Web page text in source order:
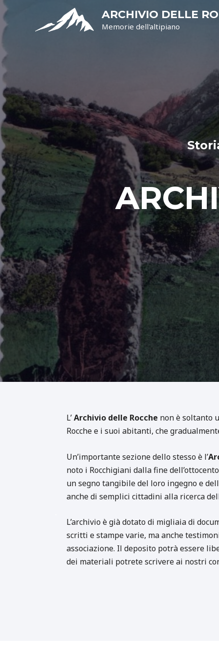
ARCHIVIO DELLE
Memorie dell'altipiano
L’Archivio delle Rocche non è soltanto
Rocche e i suoi abitanti, che
Un’importante sezione dello stesso è l’
noto i Rocchigiani dalla fine
un segno tangibile del loro ingegno e
anche di semplici cittadini alla ricerca
L’archivio è già dotato di migliaia di
scritti e stampe varie, ma anche
associazione. Il deposito potrà essere
dei materiali potrete scrivere ai nostri